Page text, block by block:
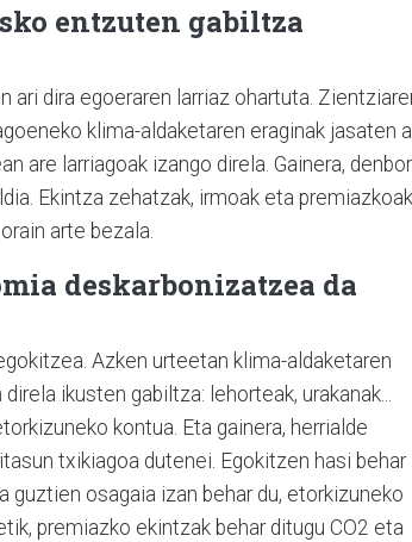
entzuten gabiltza
ari dira egoeraren larriaz ohartuta.
klima-aldaketaren eraginak jasaten
are larriagoak izango direla. Gainera,
Ekintza zehatzak, irmoak eta premiazkoak
arte bezala.
deskarbonizatzea da
Azken urteetan klima-aldaketaren
ikusten gabiltza: lehorteak, urakanak...
kontua. Eta gainera, herrialde
txikiagoa dutenei. Egokitzen hasi behar
guztien osagaia izan behar du, etorkizuneko
premiazko ekintzak behar ditugu CO2 eta